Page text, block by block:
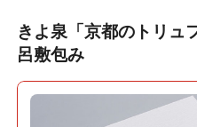
きよ泉「京都のトリュ
呂敷包み